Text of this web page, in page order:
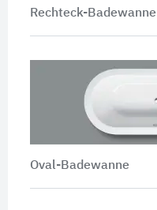
Rechteck-Badewanne
Oval-Badewanne